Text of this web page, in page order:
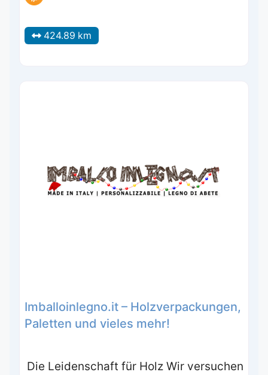
424.89 km
Imballoinlegno.it – Holzverpackungen,
Paletten und vieles mehr!
Die Leidenschaft für Holz Wir versuchen